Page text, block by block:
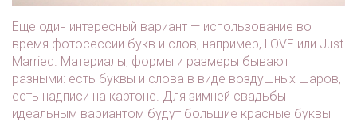
Еще один интересный вариант — использование во
время фотосессии букв и слов, например, LOVE или Just
Married. Материалы, формы и размеры бывают
разными: есть буквы и слова в виде воздушных шаров,
есть надписи на картоне. Для зимней свадьбы
идеальным вариантом будут большие красные буквы